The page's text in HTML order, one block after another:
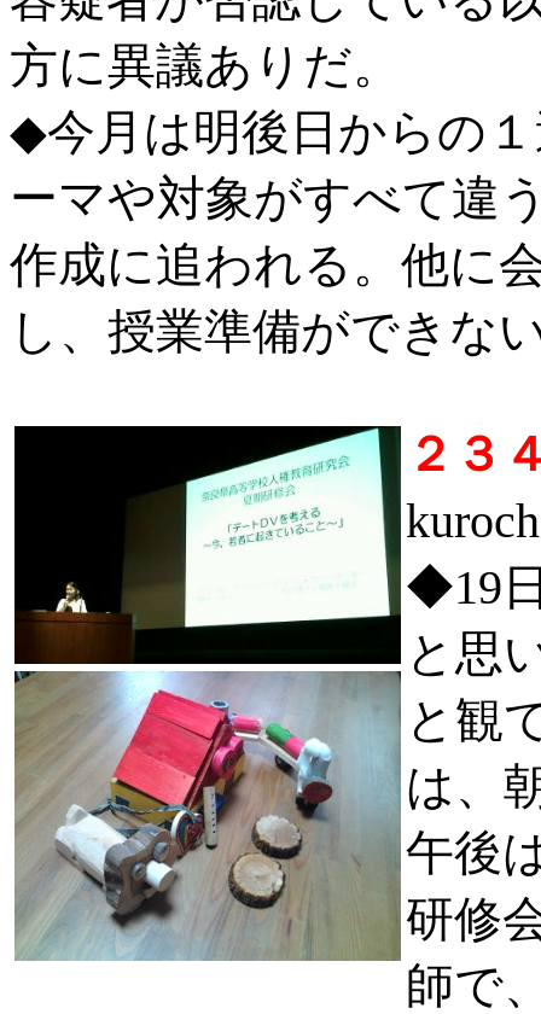
方に異議ありだ。
◆今月は明後日からの
ーマや対象がすべて違
作成に追われる。他に
し、授業準備ができな
２
◆19
と思
と観
は、
午後
研修
師で